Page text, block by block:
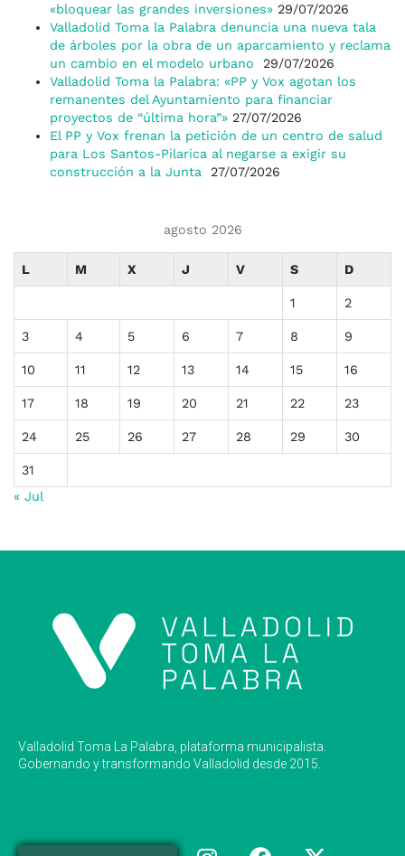
«bloquear las grandes inversiones» 29/07/2026
Valladolid Toma la Palabra denuncia una nueva tala
de árboles por la obra de un aparcamiento y reclama
un cambio en el modelo urbano
29/07/2026
Valladolid Toma la Palabra: «PP y Vox agotan los
remanentes del Ayuntamiento para financiar
proyectos de “última hora”» 27/07/2026
El PP y Vox frenan la petición de un centro de salud
para Los Santos-Pilarica al negarse a exigir su
construcción a la Junta
27/07/2026
agosto 2026
L M X J V S D
1 2
3 4 5 6 7 8 9
10 11 12 13 14 15 16
17 18 19 20 21 22 23
24 25 26 27 28 29 30
31
« Jul
Valladolid Toma La Palabra, plataforma municipalista.
Gobernando y transformando Valladolid desde 2015.